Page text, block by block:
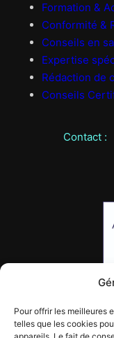
Pour offrir les meilleures
telles que les cookies
Formation &
Conformité &
Conseils en
Expertise
Rédaction de
Conseils
Contact :